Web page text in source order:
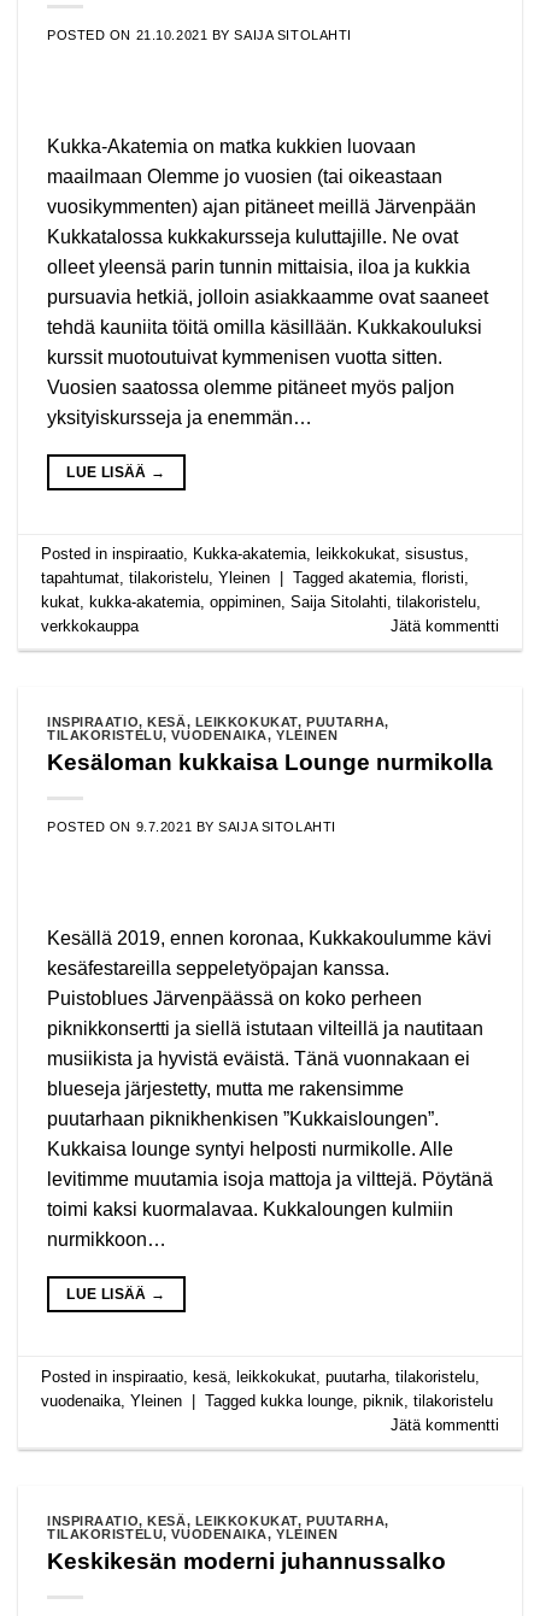
POSTED ON 21.10.2021 BYSAIJA SITOLAHTI
Kukka-Akatemia on matka kukkien luovaan
maailmaan Olemme jo vuosien (tai oikeastaan
vuosikymmenten) ajan pitäneet meillä Järvenpään
Kukkatalossa kukkakursseja kuluttajille. Ne ovat
olleet yleensä parin tunnin mittaisia, iloa ja kukkia
pursuavia hetkiä, jolloin asiakkaamme ovat saaneet
tehdä kauniita töitä omilla käsillään. Kukkakouluksi
kurssit muotoutuivat kymmenisen vuotta sitten.
Vuosien saatossa olemme pitäneet myös paljon
yksityiskursseja ja enemmän…
LUE LISÄÄ →
Posted ininspiraatio, Kukka-akatemia, leikkokukat,sisustus,
tapahtumat,tilakoristelu,Yleinen Taggedakatemia,floristi,
kukat, kukka-akatemia,oppiminen,Saija Sitolahti,tilakoristelu,
verkkokauppa
Jätä kommentti
INSPIRAATIO,KESÄ, LEIKKOKUKAT, PUUTARHA,
TILAKORISTELU,VUODENAIKA,YLEINEN
Kesäloman kukkaisa Lounge nurmikolla
POSTED ON 9.7.2021 BYSAIJA SITOLAHTI
Kesällä 2019, ennen koronaa, Kukkakoulumme kävi
kesäfestareilla seppeletyöpajan kanssa.
Puistoblues Järvenpäässä on koko perheen
piknikkonsertti ja siellä istutaan vilteillä ja nautitaan
musiikista ja hyvistä eväistä. Tänä vuonnakaan ei
blueseja järjestetty, mutta me rakensimme
puutarhaan piknikhenkisen ”Kukkaisloungen”.
Kukkaisa lounge syntyi helposti nurmikolle. Alle
levitimme muutamia isoja mattoja ja vilttejä. Pöytänä
toimi kaksi kuormalavaa. Kukkaloungen kulmiin
nurmikkoon…
LUE LISÄÄ →
Posted ininspiraatio kesä leikkokukat ,puutarha ,tilakoristelu
vuodenaika ,Yleinen Tagged kukka lounge ,piknik ,tilakoristelu
Jätä kommentti
INSPIRAATIO,KESÄ, LEIKKOKUKAT, PUUTARHA,
TILAKORISTELU,VUODENAIKA,YLEINEN
Keskikesän moderni juhannussalko